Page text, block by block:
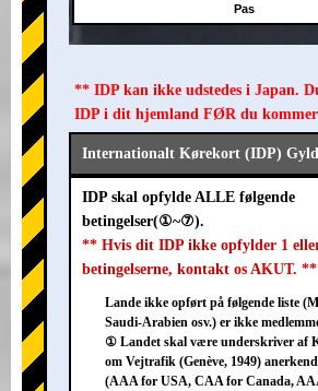
Pas
** IDP kan ikke udstedes i Japan.
IDP i dit hjemland FØR du
Internationalt Kørekort (IDP)
IDP skal opfylde ALLE følgende
betingelser(①~⑦).
** Hvis dit IDP ikke opfylder 1
betingelserne, kontakt os AKUT. **
Lande ikke opført på følgende liste
Saudi-Arabien osv.) er ikke
① Landet skal være underskriver af
om Vejtrafik (Genève, 1949)
(AAA for USA, CAA for Canada,